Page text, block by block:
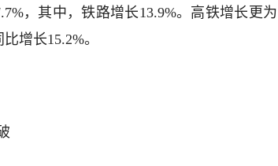
，其中，铁路增长13.9%。高铁增长更为
增长15.2%。